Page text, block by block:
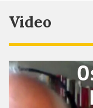
Video